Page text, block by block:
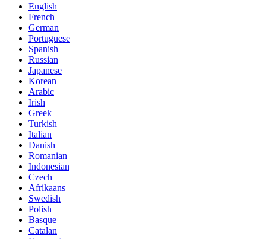
English
French
German
Portuguese
Spanish
Russian
Japanese
Korean
Arabic
Irish
Greek
Turkish
Italian
Danish
Romanian
Indonesian
Czech
Afrikaans
Swedish
Polish
Basque
Catalan